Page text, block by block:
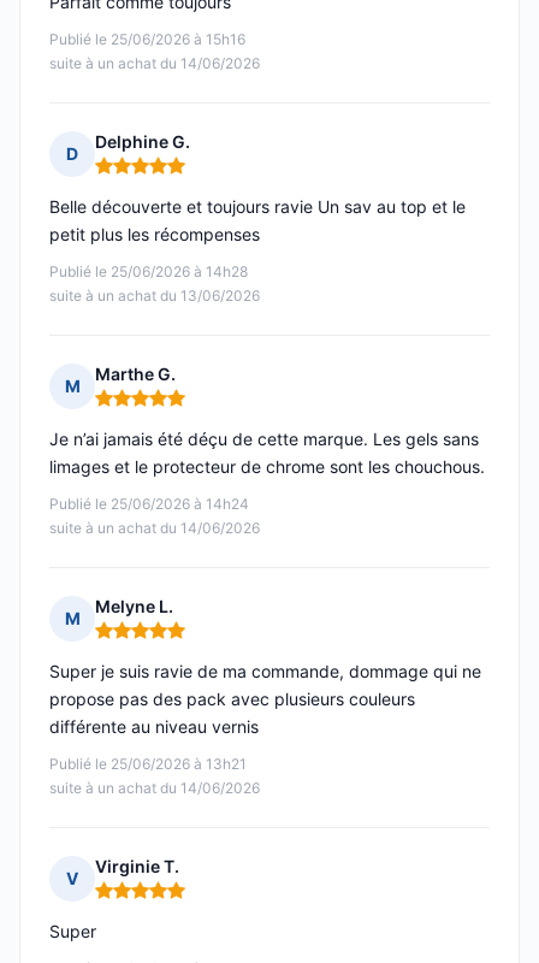
Publié le 25/06/2026 à 15h16
suite à un achat du 14/06/2026
D
Delphine G.
Note : 5 sur 5
Publié le 25/06/2026 à 14h28
suite à un achat du 13/06/2026
Belle découverte et toujours ravie Un sav au top et le
petit plus les récompenses
M
Marthe G.
Note : 5 sur 5
Publié le 25/06/2026 à 14h24
suite à un achat du 14/06/2026
Je n’ai jamais été déçu de cette marque. Les gels sans
limages et le protecteur de chrome sont les chouchous.
M
Melyne L.
Note : 5 sur 5
Publié le 25/06/2026 à 13h21
suite à un achat du 14/06/2026
Super je suis ravie de ma commande, dommage qui ne
propose pas des pack avec plusieurs couleurs
différente au niveau vernis
V
Virginie T.
Note : 5 sur 5
Super